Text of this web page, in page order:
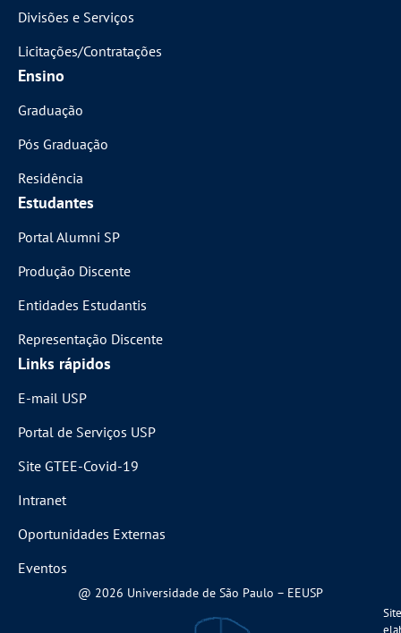
Divisões e Serviços
Licitações/Contratações
Ensino
Graduação
Pós Graduação
Residência
Estudantes
Portal Alumni SP
Produção Discente
Entidades Estudantis
Representação Discente
Links rápidos
E-mail USP
Portal de Serviços USP
Site GTEE-Covid-19
Intranet
Oportunidades Externas
Eventos
@ 2026 Universidade de São Paulo – EEUSP
Site